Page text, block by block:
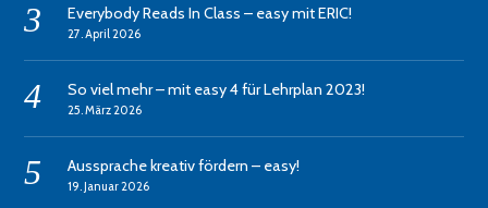
Everybody Reads In Class – easy mit ERIC!
27. April 2026
So viel mehr – mit easy 4 für Lehrplan 2023!
25. März 2026
Aussprache kreativ fördern – easy!
19. Januar 2026